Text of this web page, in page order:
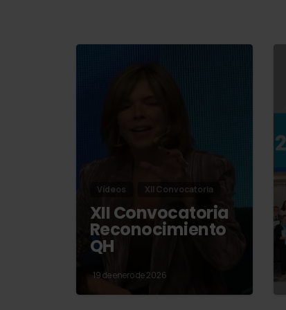
Vídeos XII Convocatoria
XII Convocatoria
Reconocimiento
QH
19 de enero de 2026